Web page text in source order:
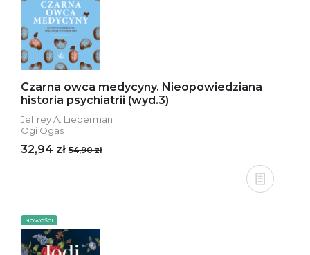
Czarna owca medycyny. Nieopowiedziana
historia psychiatrii (wyd.3)
Jeffrey A. Lieberman
Ogi Ogas
32,94 zł 54,90 zł
NOWOŚCI